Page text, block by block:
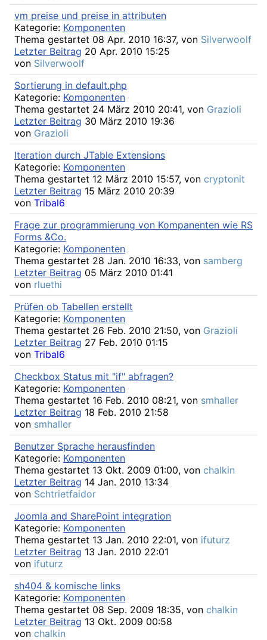
vm preise und preise in attributen
Kategorie: Komponenten
Thema gestartet 08 Apr. 2010 16:37, von Silverwoolf
Letzter Beitrag 20 Apr. 2010 15:25
von Silverwoolf
Sortierung in default.php
Kategorie: Komponenten
Thema gestartet 24 März 2010 20:41, von Grazioli
Letzter Beitrag 30 März 2010 19:36
von Grazioli
Iteration durch JTable Extensions
Kategorie: Komponenten
Thema gestartet 12 März 2010 15:57, von cryptonit
Letzter Beitrag 15 März 2010 20:39
von Tribal6
Frage zur programmierung von Kompanenten wie RS
Forms &Co.
Kategorie: Komponenten
Thema gestartet 28 Jan. 2010 16:33, von samberg
Letzter Beitrag 05 März 2010 01:41
von rluethi
Prüfen ob Tabellen erstellt
Kategorie: Komponenten
Thema gestartet 26 Feb. 2010 21:50, von Grazioli
Letzter Beitrag 27 Feb. 2010 01:15
von Tribal6
Checkbox Status mit "if" abfragen?
Kategorie: Komponenten
Thema gestartet 16 Feb. 2010 08:21, von smhaller
Letzter Beitrag 18 Feb. 2010 21:58
von smhaller
Benutzer Sprache herausfinden
Kategorie: Komponenten
Thema gestartet 13 Okt. 2009 01:00, von chalkin
Letzter Beitrag 14 Jan. 2010 13:34
von Schtrietfaidor
Joomla and SharePoint integration
Kategorie: Komponenten
Thema gestartet 13 Jan. 2010 22:01, von ifuturz
Letzter Beitrag 13 Jan. 2010 22:01
von ifuturz
sh404 & komische links
Kategorie: Komponenten
Thema gestartet 08 Sep. 2009 18:35, von chalkin
Letzter Beitrag 13 Okt. 2009 00:58
von chalkin